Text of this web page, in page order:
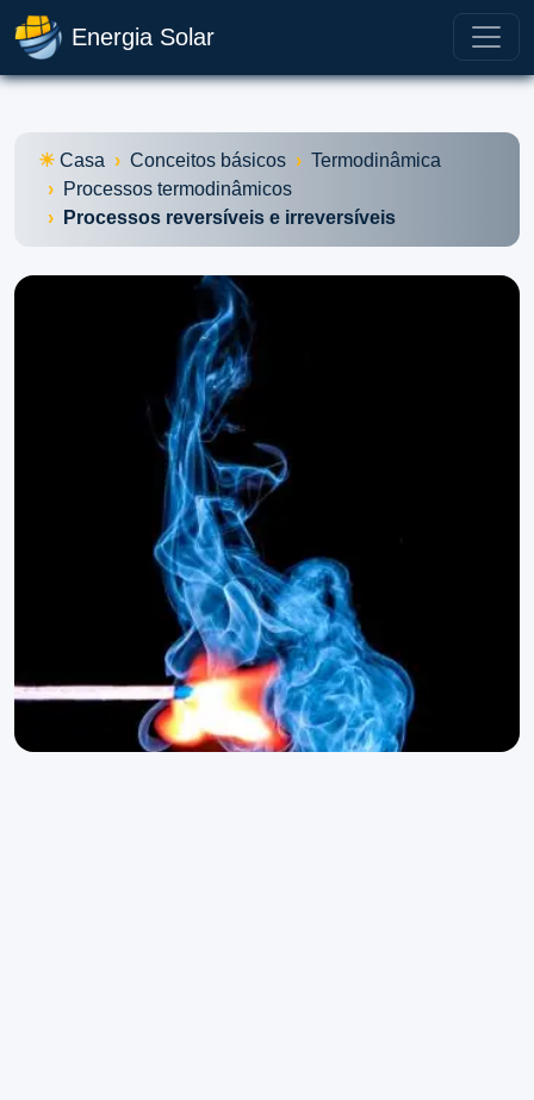
Energia Solar
Casa Conceitos básicos
Termodinâmica
Processos termodinâmicos
Processos reversíveis e irreversíveis